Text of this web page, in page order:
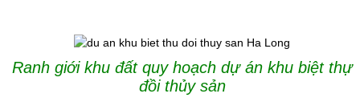
Ranh giới khu đất quy hoạch dự án khu biệt thự
đồi thủy sản